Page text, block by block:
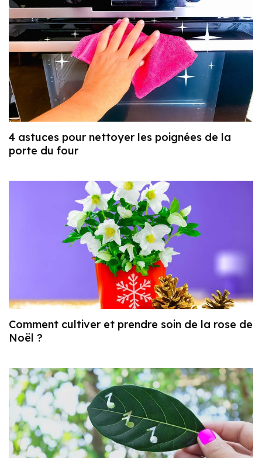
4 astuces pour nettoyer les poignées de la
porte du four
Comment cultiver et prendre soin de la rose de
Noël ?